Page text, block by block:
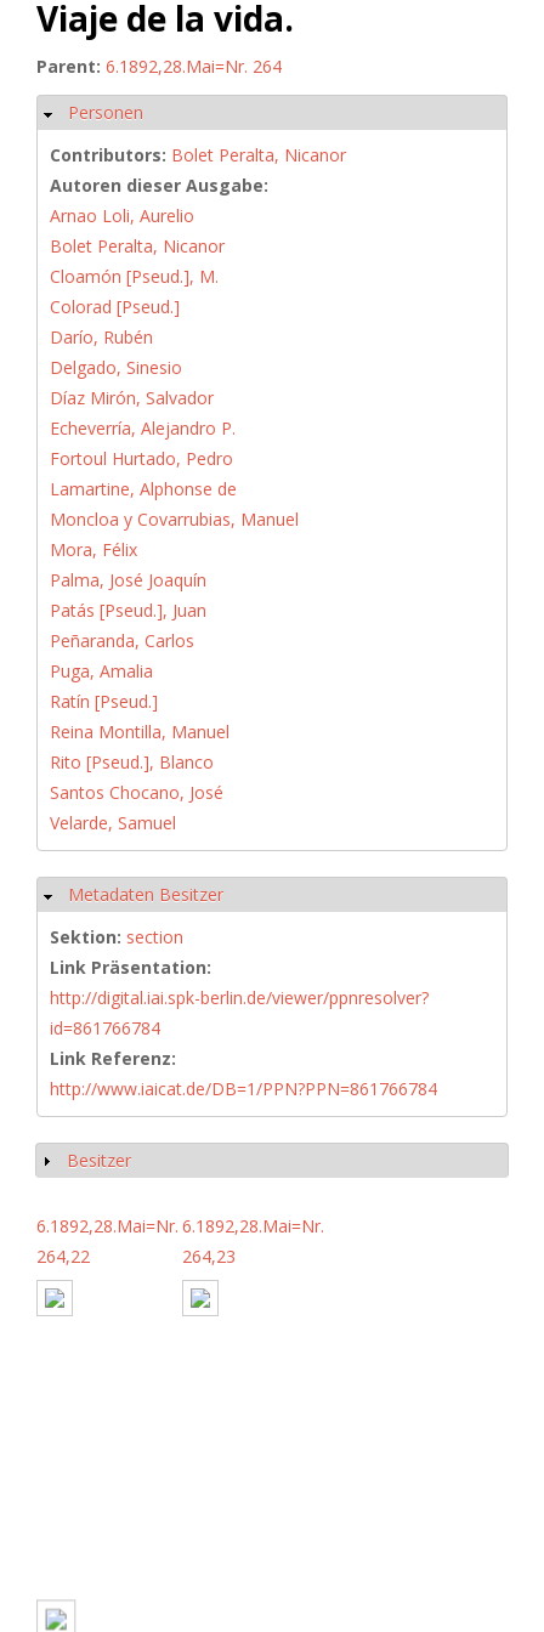
Viaje de la vida.
Parent: 6.1892,28.Mai=Nr. 264
Hide
Personen
Contributors: Bolet Peralta, Nicanor
Autoren dieser Ausgabe:
Arnao Loli, Aurelio
Bolet Peralta, Nicanor
Cloamón [Pseud.], M.
Colorad [Pseud.]
Darío, Rubén
Delgado, Sinesio
Díaz Mirón, Salvador
Echeverría, Alejandro P.
Fortoul Hurtado, Pedro
Lamartine, Alphonse de
Moncloa y Covarrubias, Manuel
Mora, Félix
Palma, José Joaquín
Patás [Pseud.], Juan
Peñaranda, Carlos
Puga, Amalia
Ratín [Pseud.]
Reina Montilla, Manuel
Rito [Pseud.], Blanco
Santos Chocano, José
Velarde, Samuel
Hide
Metadaten Besitzer
Sektion: section
Link Präsentation:
http://digital.iai.spk-berlin.de/viewer/ppnresolver?
id=861766784
Link Referenz:
http://www.iaicat.de/DB=1/PPN?PPN=861766784
Show
Besitzer
6.1892,28.Mai=Nr.
264,22
6.1892,28.Mai=Nr.
264,23